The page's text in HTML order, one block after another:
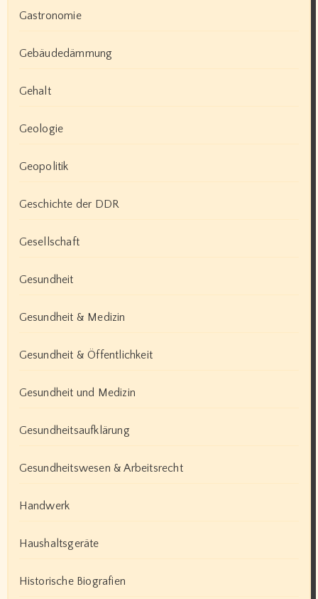
Gastronomie
Gebäudedämmung
Gehalt
Geologie
Geopolitik
Geschichte der DDR
Gesellschaft
Gesundheit
Gesundheit & Medizin
Gesundheit & Öffentlichkeit
Gesundheit und Medizin
Gesundheitsaufklärung
Gesundheitswesen & Arbeitsrecht
Handwerk
Haushaltsgeräte
Historische Biografien